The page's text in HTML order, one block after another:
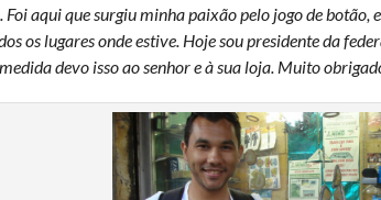
Foi aqui que surgiu minha paixão pelo jogo de botão,
os lugares onde estive. Hoje sou presidente da
devo isso ao senhor e à sua loja. Muito